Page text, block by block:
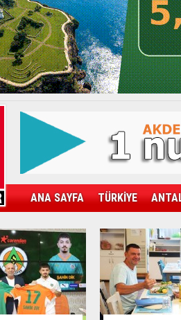
ANA SAYFA TÜRKİYE
GÜN'ÜN ÜRÜNÜ SAĞLIK